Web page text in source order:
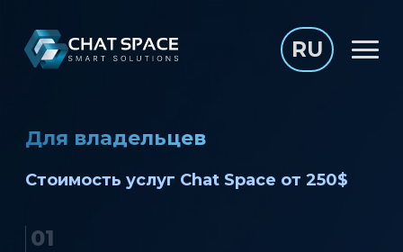
RU
Для владельцев
Cтоимость услуг Chat Space от 250$
01